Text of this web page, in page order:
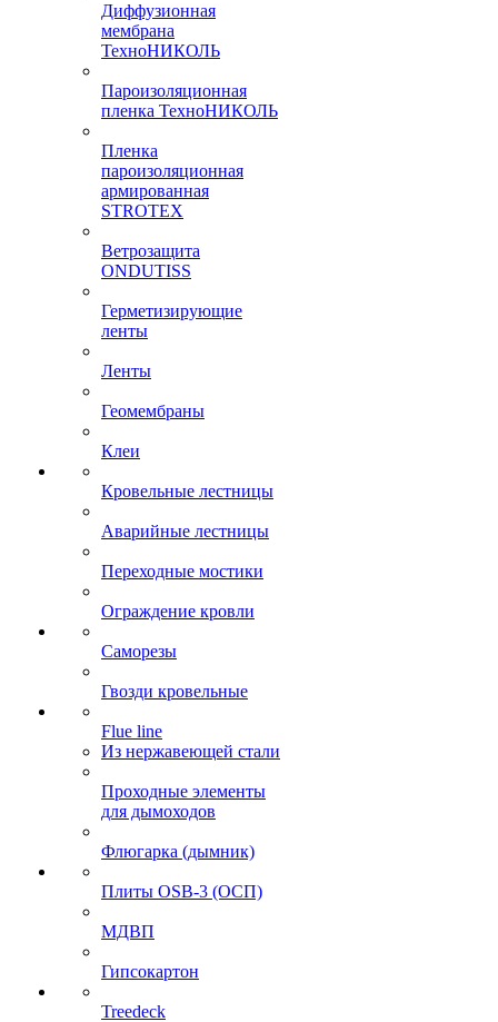
Диффузионная
мембрана
ТехноНИКОЛЬ
Пароизоляционная
пленка ТехноНИКОЛЬ
Пленка
пароизоляционная
армированная
STROTEX
Ветрозащита
ONDUTISS
Герметизирующие
ленты
Ленты
Геомембраны
Клеи
Кровельные лестницы
Аварийные лестницы
Переходные мостики
Ограждение кровли
Саморезы
Гвозди кровельные
Flue line
Из нержавеющей стали
Проходные элементы
для дымоходов
Флюгарка (дымник)
Плиты OSB-3 (ОСП)
МДВП
Гипсокартон
Treedeck